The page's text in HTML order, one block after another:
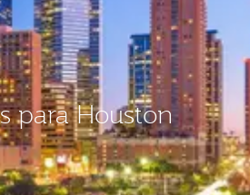
para Houston